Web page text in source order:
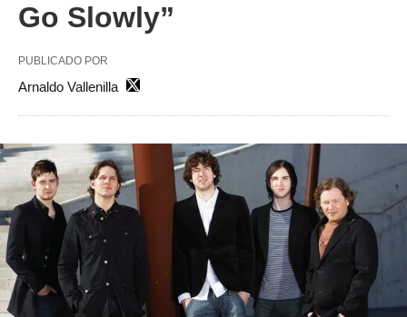
Go Slowly”
PUBLICADO POR
Arnaldo Vallenilla